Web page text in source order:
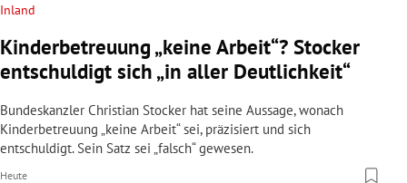
Inland
Kinderbetreuung „keine Arbeit“? Stocker
entschuldigt sich „in aller Deutlichkeit“
Bundeskanzler Christian Stocker hat seine Aussage, wonach
Kinderbetreuung „keine Arbeit“ sei, präzisiert und sich
entschuldigt. Sein Satz sei „falsch“ gewesen.
Heute